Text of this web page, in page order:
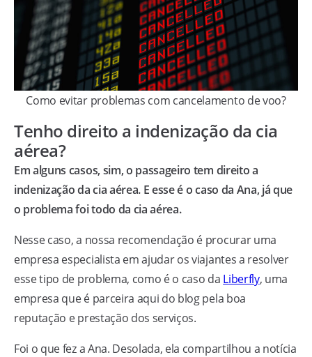
Como evitar problemas com cancelamento de voo?
Tenho direito a indenização da cia
aérea?
Em alguns casos, sim, o passageiro tem direito a
indenização da cia aérea. E esse é o caso da Ana, já que
o problema foi todo da cia aérea.
Nesse caso, a nossa recomendação é procurar uma
empresa especialista em ajudar os viajantes a resolver
esse tipo de problema, como é o caso da Liberfly, uma
empresa que é parceira aqui do blog pela boa
reputação e prestação dos serviços.
Foi o que fez a Ana. Desolada, ela compartilhou a notícia